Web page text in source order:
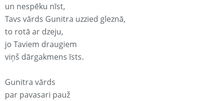
un nespēku nīst,
Tavs vārds Gunitra uzzied gleznā,
to rotā ar dzeju,
jo Taviem draugiem
viņš dārgakmens īsts.
Gunitra vārds
par pavasari pauž